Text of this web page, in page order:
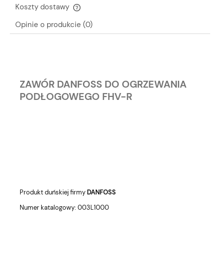
Koszty dostawy
Cena nie zawiera ewentualnych kosztów płatności
Opinie o produkcie (0)
ZAWÓR DANFOSS DO OGRZEWANIA
PODŁOGOWEGO FHV-R
Produkt duńskiej firmyDANFOSS
Numer katalogowy: 003L1000